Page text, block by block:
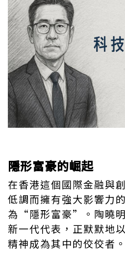
隱形富豪的崛起
在香港這個國際金融與
低調而擁有強大影響力
為“隱形富豪”。陶曉
新一代代表，正默默地
精神成為其中的佼佼者。